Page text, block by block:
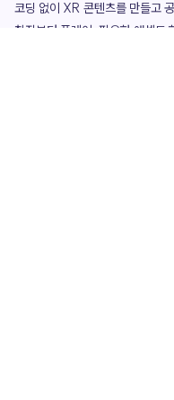
코딩 없이 XR 콘텐츠를 만들고
창작부터 플레이, 필요한 애셋도